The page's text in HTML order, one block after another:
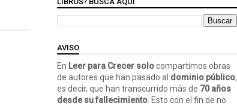
AVISO
En Leer para Crecer solocompartimos obras
de autores que han pasado al dominio público,
es decir, que han transcurrido más de 70 años
desde su fallecimiento . Esto con el fin de no